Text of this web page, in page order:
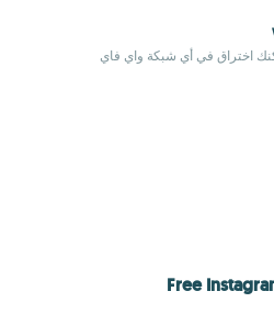
اختراق في أي شبكة واي فاي
Free